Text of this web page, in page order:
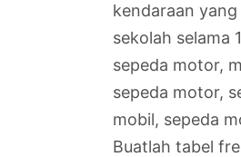
kendaraan
sekolah selama
sepeda motor,
sepeda motor,
mobil, sepeda
Buatlah tabel